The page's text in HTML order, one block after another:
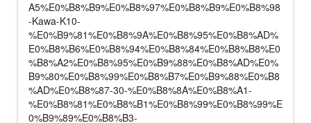
A5%E0%B8%B9%E0%B8%97%E0%B8%B9%E0%B8%98
-Kawa-K10-
%E0%B9%81%E0%B8%9A%E0%B8%95%E0%B8%AD%
E0%B8%B6%E0%B8%94%E0%B8%84%E0%B8%B8%E0
%B8%A2%E0%B8%95%E0%B9%88%E0%B8%AD%E0%
B9%80%E0%B8%99%E0%B8%B7%E0%B9%88%E0%B8
%AD%E0%B8%87-30-%E0%B8%8A%E0%B8%A1-
%E0%B8%81%E0%B8%B1%E0%B8%99%E0%B8%99%E
0%B9%89%E0%B8%B3-